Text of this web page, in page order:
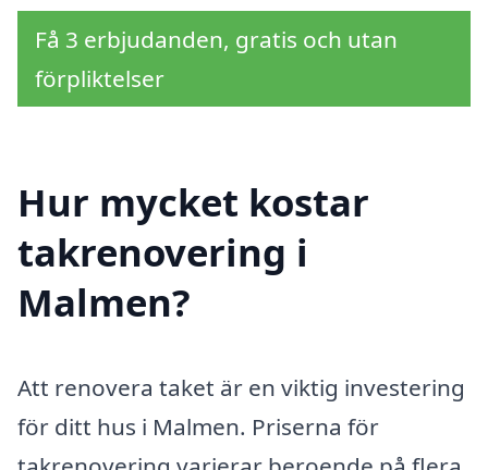
Få 3 erbjudanden, gratis och utan
förpliktelser
Hur mycket kostar
takrenovering i
Malmen?
Att renovera taket är en viktig investering
för ditt hus i Malmen. Priserna för